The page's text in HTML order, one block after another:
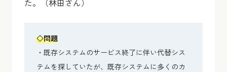
◇問題
・既存システムのサービス終了に伴い代替シス
テムを探していたが、既存システムに多くのカ